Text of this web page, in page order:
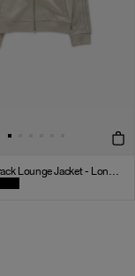
Women's Track Lounge Jacket - London Fog